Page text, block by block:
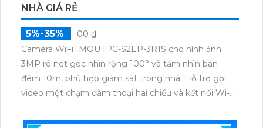
NHÀ GIÁ RẺ
5%-35%
00 ₫
Camera WiFi IMOU IPC-S2EP-3R1S cho hình ảnh
3MP rõ nét góc nhìn rộng 100° và tầm nhìn ban
đêm 10m, phù hợp giám sát trong nhà. Hỗ trợ gọi
video một chạm đàm thoại hai chiều và kết nối Wi-Fi
microSD tối đa 256GB hoặc lưu đám mây dễ lắp đặt